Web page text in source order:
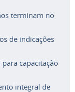
terminam no
de indicações
capacitação
integral de